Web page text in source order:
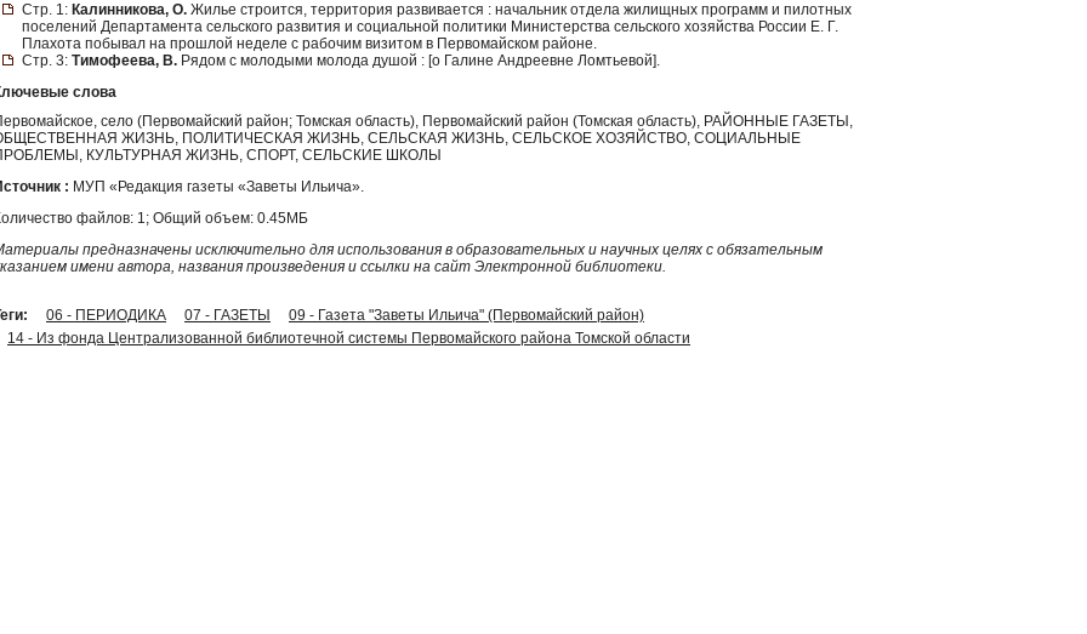
Стр. 1: Калинникова, О. Жилье строится, территория развивается : начальник отдела жилищных программ и пилотных
поселений Департамента сельского развития и социальной политики Министерства сельского хозяйства России Е. Г.
Плахота побывал на прошлой неделе с рабочим визитом в Первомайском районе.
Стр. 3: Тимофеева, В. Рядом с молодыми молода душой : [о Галине Андреевне Ломтьевой].
слова
село (Первомайский район; Томская область), Первомайский район (Томская область), РАЙОННЫЕ ГАЗЕТЫ,
ЖИЗНЬ, ПОЛИТИЧЕСКАЯ ЖИЗНЬ, СЕЛЬСКАЯ ЖИЗНЬ, СЕЛЬСКОЕ ХОЗЯЙСТВО, СОЦИАЛЬНЫЕ
КУЛЬТУРНАЯ ЖИЗНЬ, СПОРТ, СЕЛЬСКИЕ ШКОЛЫ
: МУП «Редакция газеты «Заветы Ильича».
файлов: 1; Общий объем: 0.45МБ
предназначены исключительно для использования в образовательных и научных целях с обязательным
имени автора, названия произведения и ссылки на сайт Электронной библиотеки.
06 - ПЕРИОДИКА 07 - ГАЗЕТЫ
09 - Газета "Заветы Ильича" (Первомайский район)
14 - Из фонда Централизованной библиотечной системы Первомайского района Томской области